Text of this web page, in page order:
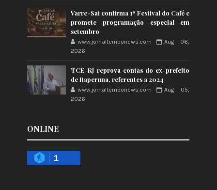
Varre-Sai confirma 1º Festival do Café e
promete programação especial em
setembro
www.jornaltemponews.com
Aug 06,
2026
TCE-RJ reprova contas do ex-prefeito
de Itaperuna, referentes a 2024
www.jornaltemponews.com
Aug 05,
2026
ONLINE
1